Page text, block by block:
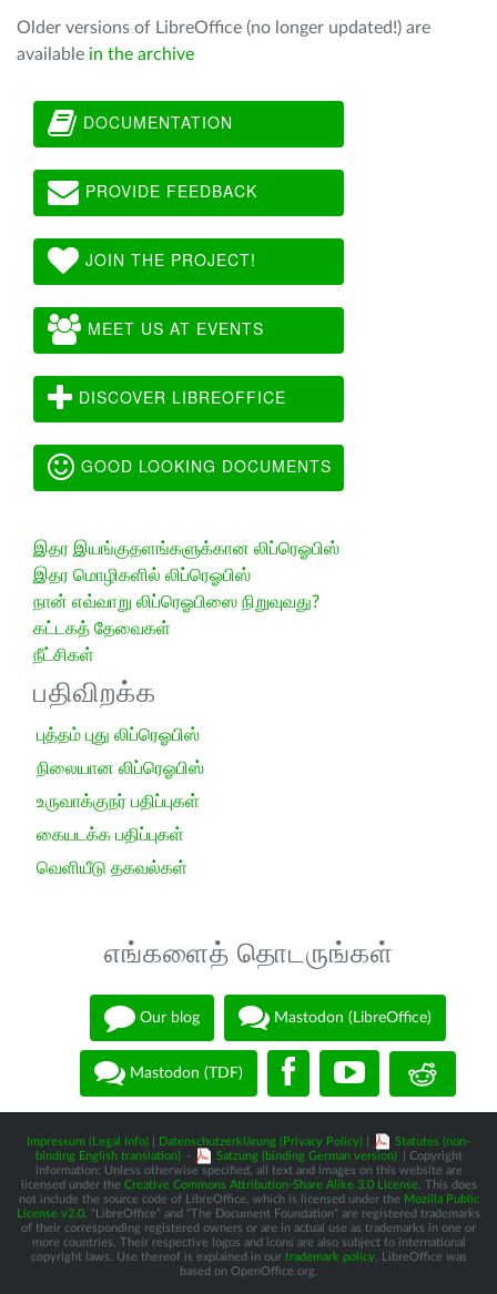
Older versions of LibreOffice (no longer updated!) are
available in the archive
DOCUMENTATION
PROVIDE FEEDBACK
JOIN THE PROJECT!
MEET US AT EVENTS
DISCOVER LIBREOFFICE
GOOD LOOKING DOCUMENTS
இதர இயங்குதளங்களுக்கான லிப்ரெஓபிஸ்
இதர மொழிகளில் லிப்ரெஓபிஸ்
நான் எவ்வாறு லிப்ரெஓபிஸை நிறுவுவது?
கட்டகத் தேவைகள்
நீட்சிகள்
பதிவிறக்க
புத்தம் புது லிப்ரெஓபிஸ்
நிலையான லிப்ரெஓபிஸ்
உருவாக்குநர் பதிப்புகள்
கையடக்க பதிப்புகள்
வெளியீடு தகவல்கள்
எங்களைத் தொடருங்கள்
Our blog Mastodon (LibreOffice)
Mastodon (TDF)
Impressum (Legal Info) Datenschutzerklärung (Privacy Policy)
Statutes (non-
binding English translation) - Satzung (binding German version)
| Copyright
information: Unless otherwise specified, all text and images on this website are
licensed under the Creative Commons Attribution-Share Alike 3.0 License. This does
not include the source code of LibreOffice, which is licensed under the Mozilla Public
License v2.0 . “LibreOffice” and “The Document Foundation” are registered trademarks
of their corresponding registered owners or are in actual use as trademarks in one or
more countries. Their respective logos and icons are also subject to international
copyright laws. Use thereof is explained in our trademark policy. LibreOffice was
based on OpenOffice.org.